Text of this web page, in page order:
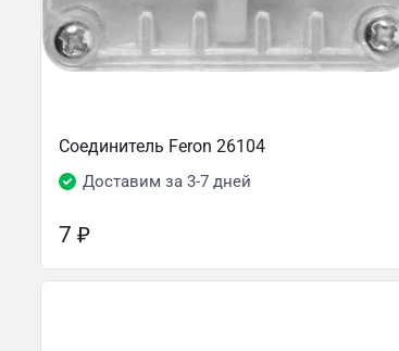
Соединитель Feron 26104
Доставим за 3-7 дней
7 ₽